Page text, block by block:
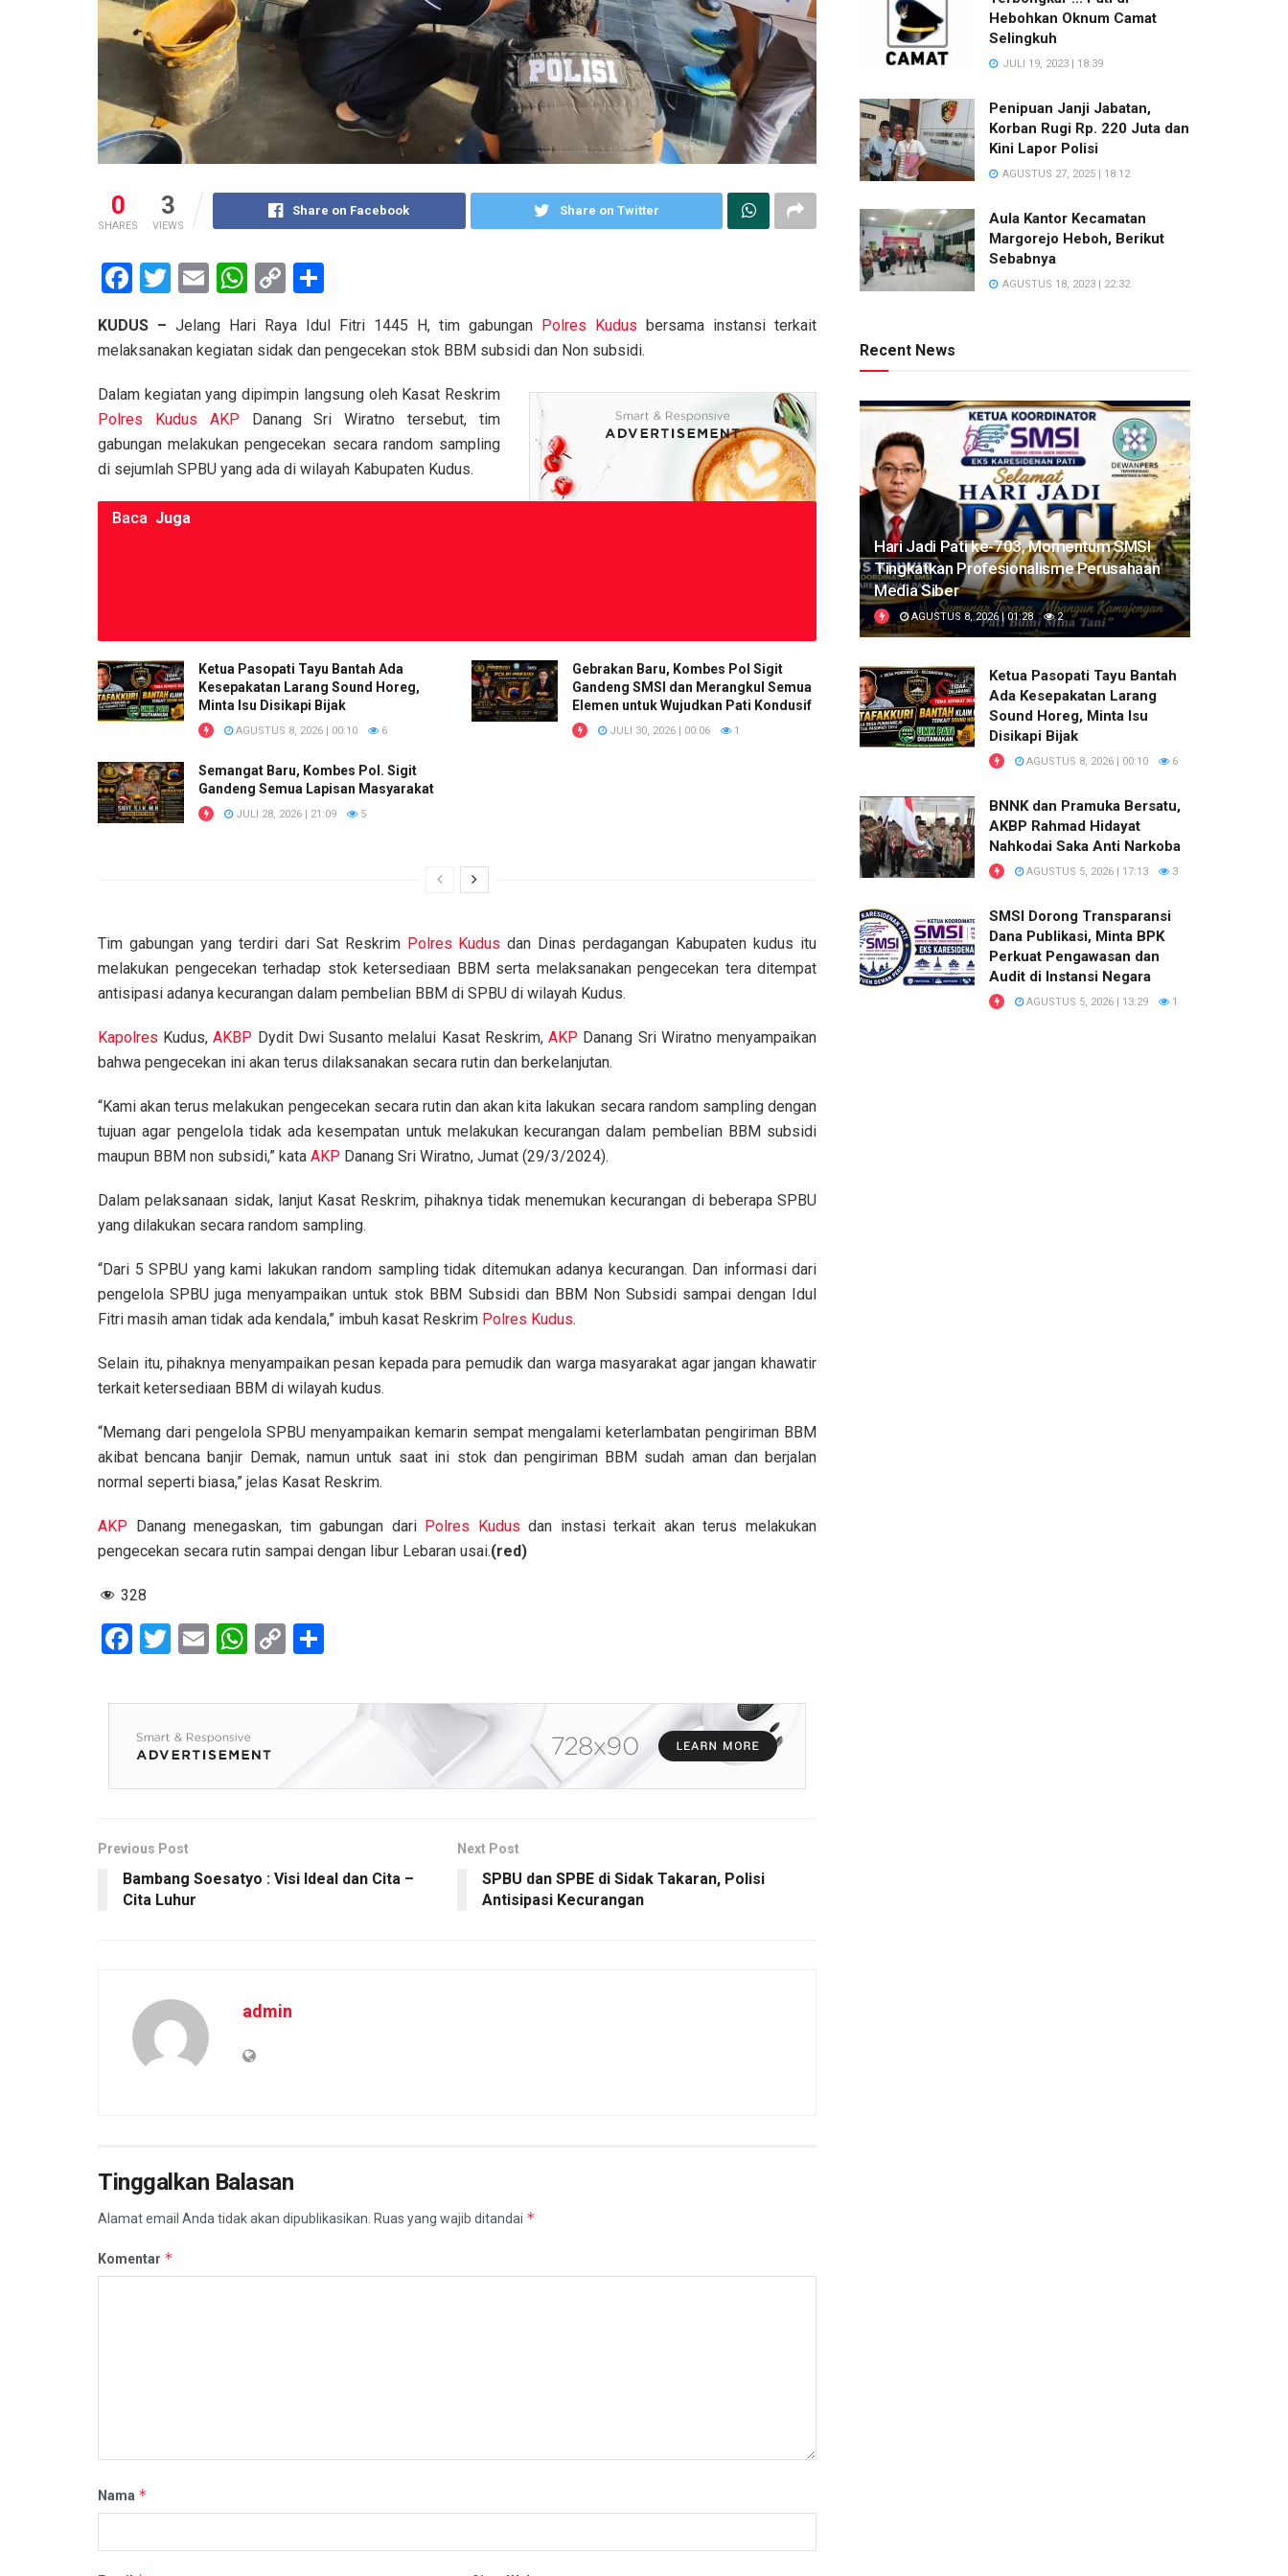
0
SHARES
3
VIEWS
Share on Facebook Share on Twitter
F
ce
o
o
k
T
tt
E
ail
W
at
A
p
p
C
py
n
k
ar
e
KUDUS – Jelang Hari Raya Idul Fitri 1445 H, tim gabungan Polres Kudus bersama instansi terkait
melaksanakan kegiatan sidak dan pengecekan stok BBM subsidi dan Non subsidi.
Dalam kegiatan yang dipimpin langsung oleh Kasat Reskrim
Polres Kudus
AKP Danang Sri Wiratno tersebut, tim
gabungan melakukan pengecekan secara random sampling
di sejumlah SPBU yang ada di wilayah Kabupaten Kudus.
Baca Juga
Ketua Pasopati Tayu Bantah Ada
Kesepakatan Larang Sound Horeg,
Minta Isu Disikapi Bijak
AGUSTUS 8, 2026 | 00:10 6
Gebrakan Baru, Kombes Pol Sigit
Gandeng SMSI dan Merangkul Semua
Elemen untuk Wujudkan Pati Kondusif
JULI 30, 2026 | 00:06 1
Semangat Baru, Kombes Pol. Sigit
Gandeng Semua Lapisan Masyarakat
JULI 28, 2026 | 21:09 5
Tim gabungan yang terdiri dari Sat Reskrim Polres Kudus dan Dinas perdagangan Kabupaten kudus itu
melakukan pengecekan terhadap stok ketersediaan BBM serta melaksanakan pengecekan tera ditempat
antisipasi adanya kecurangan dalam pembelian BBM di SPBU di wilayah Kudus.
Kapolres Kudus,AKBP Dydit Dwi Susanto melalui Kasat Reskrim,AKP Danang Sri Wiratno menyampaikan
bahwa pengecekan ini akan terus dilaksanakan secara rutin dan berkelanjutan.
“Kami akan terus melakukan pengecekan secara rutin dan akan kita lakukan secara random sampling dengan
tujuan agar pengelola tidak ada kesempatan untuk melakukan kecurangan dalam pembelian BBM subsidi
maupun BBM non subsidi,” kata AKP Danang Sri Wiratno, Jumat (29/3/2024).
Dalam pelaksanaan sidak, lanjut Kasat Reskrim, pihaknya tidak menemukan kecurangan di beberapa SPBU
yang dilakukan secara random sampling.
“Dari 5 SPBU yang kami lakukan random sampling tidak ditemukan adanya kecurangan. Dan informasi dari
pengelola SPBU juga menyampaikan untuk stok BBM Subsidi dan BBM Non Subsidi sampai dengan Idul
Fitri masih aman tidak ada kendala,” imbuh kasat Reskrim Polres Kudus.
Selain itu, pihaknya menyampaikan pesan kepada para pemudik dan warga masyarakat agar jangan khawatir
terkait ketersediaan BBM di wilayah kudus.
“Memang dari pengelola SPBU menyampaikan kemarin sempat mengalami keterlambatan pengiriman BBM
akibat bencana banjir Demak, namun untuk saat ini stok dan pengiriman BBM sudah aman dan berjalan
normal seperti biasa,” jelas Kasat Reskrim.
AKP Danang menegaskan, tim gabungan dari Polres Kudus dan instasi terkait akan terus melakukan
pengecekan secara rutin sampai dengan libur Lebaran usai.(red)
328
F
ce
b
o
o
T
tt
er
E
ail
W
at
s
A
p
C
py
k
ar
Previous Post
Bambang Soesatyo : Visi Ideal dan Cita –
Cita Luhur
Next Post
SPBU dan SPBE di Sidak Takaran, Polisi
Antisipasi Kecurangan
admin
Tinggalkan Balasan
Alamat email Anda tidak akan dipublikasikan. Ruas yang wajib ditandai *
Komentar *
Nama *
Hebohkan Oknum Camat
Selingkuh
JULI 19, 2023 | 18:39
Penipuan Janji Jabatan,
Korban Rugi Rp. 220 Juta dan
Kini Lapor Polisi
AGUSTUS 27, 2025 | 18:12
Aula Kantor Kecamatan
Margorejo Heboh, Berikut
Sebabnya
AGUSTUS 18, 2023 | 22:32
Recent News
Hari Jadi Pati ke-703, Momentum SMSI
Tingkatkan Profesionalisme Perusahaan
Media Siber
AGUSTUS 8, 2026 | 01:28 2
Ketua Pasopati Tayu Bantah
Ada Kesepakatan Larang
Sound Horeg, Minta Isu
Disikapi Bijak
AGUSTUS 8, 2026 | 00:10 6
BNNK dan Pramuka Bersatu,
AKBP Rahmad Hidayat
Nahkodai Saka Anti Narkoba
AGUSTUS 5, 2026 | 17:13 3
SMSI Dorong Transparansi
Dana Publikasi, Minta BPK
Perkuat Pengawasan dan
Audit di Instansi Negara
AGUSTUS 5, 2026 | 13:29 1